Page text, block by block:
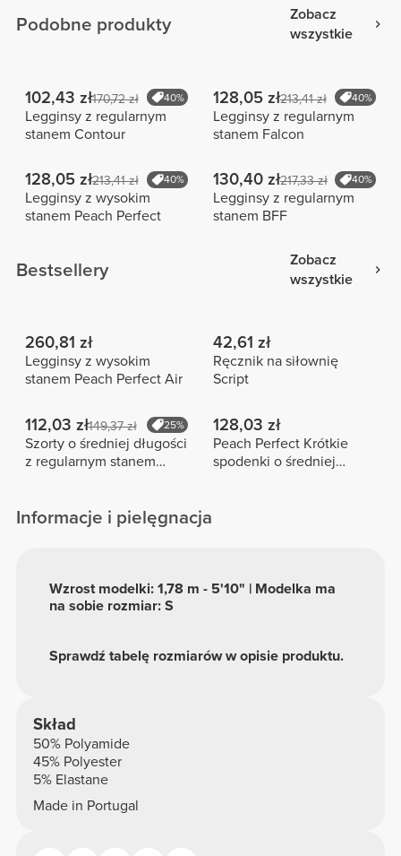
Podobne produkty
Zobacz
wszystkie
102,43 zł170,72 zł 40%
Legginsy z regularnym
stanem Contour
128,05 zł213,41 zł 40%
Legginsy z regularnym
stanem Falcon
128,05 zł213,41 zł 40%
Legginsy z wysokim
stanem Peach Perfect
130,40 zł217,33 zł 40%
Legginsy z regularnym
stanem BFF
Bestsellery
Zobacz
wszystkie
260,81 zł
Legginsy z wysokim
stanem Peach Perfect Air
42,61 zł
Ręcznik na siłownię
Script
112,03 zł149,37 zł 25%
Szorty o średniej długości
z regularnym stanem
128,03 zł
Peach Perfect Krótkie
spodenki o średniej
Informacje i pielęgnacja
Sprawdź tabelę rozmiarów w opisie produktu.
Wzrost modelki: 1,78 m - 5'10" | Modelka ma
na sobie rozmiar: S
Skład
50% Polyamide
45% Polyester
5% Elastane
Made in Portugal